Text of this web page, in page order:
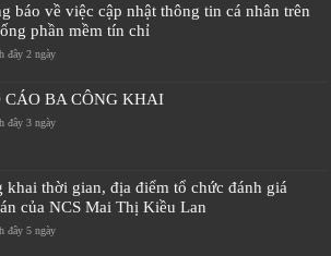
báo về việc cập nhật thông tin cá nhân trên
phần mềm tín chỉ
đây 2 ngày
CÁO BA CÔNG KHAI
đây 3 ngày
khai thời gian, địa điểm tổ chức đánh giá
của NCS Mai Thị Kiều Lan
đây 5 ngày